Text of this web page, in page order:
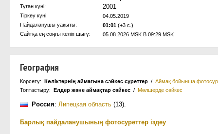
Туған күні: 2001
Тіркеу күні:
04.05.2019
Пайдаланушы уақыты:
01:01 (+3 с.)
Сайтқа ең соңғы келіп шығү:
05.08.2026 MSK В 09:29 MSK
География
Көрсету: Көліктернің аймағына сәйкес суреттер / Аймақ бойынша
Топтастыру: Елдер және аймақтар сәйкес / Мөлшерде сәйкес
Россия: Липецкая область (13).
Барлық пайдаланушының фотосуреттер іздеу